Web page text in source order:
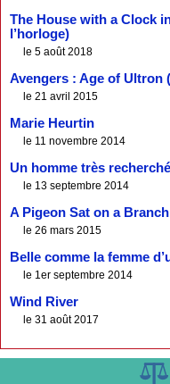
The House with a Clock
l’horloge)
le 5 août 2018
Avengers : Age of Ultron
le 21 avril 2015
Marie Heurtin
le 11 novembre 2014
Un homme très
le 13 septembre 2014
A Pigeon Sat on a
le 26 mars 2015
Belle comme la femme
le 1er septembre 2014
Wind River
le 31 août 2017